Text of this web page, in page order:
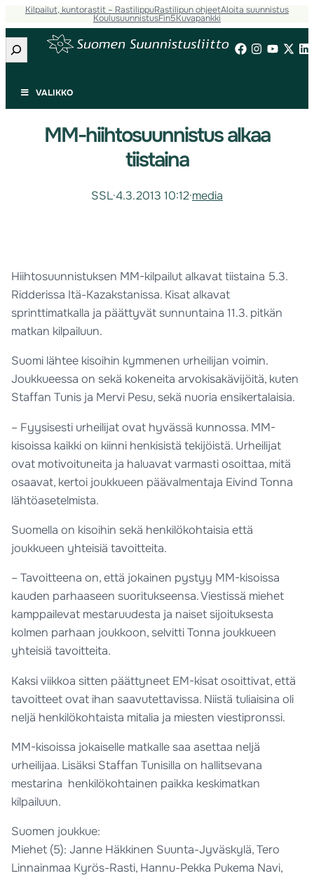
Kilpailut, kuntorastit – RastilippuRastilipun ohjeetAloita suunnistus
KoulusuunnistusFin5Kuvapankki
Etsi
VALIKKO
MM-hiihtosuunnistus alkaa
tiistaina
SSL·4.3.2013 10:12·media
Hiihtosuunnistuksen MM-kilpailut alkavat tiistaina 5.3.
Ridderissa Itä-Kazakstanissa. Kisat alkavat
sprinttimatkalla ja päättyvät sunnuntaina 11.3. pitkän
matkan kilpailuun.
Suomi lähtee kisoihin kymmenen urheilijan voimin.
Joukkueessa on sekä kokeneita arvokisakävijöitä, kuten
Staffan Tunis ja Mervi Pesu, sekä nuoria ensikertalaisia.
– Fyysisesti urheilijat ovat hyvässä kunnossa. MM-
kisoissa kaikki on kiinni henkisistä tekijöistä. Urheilijat
ovat motivoituneita ja haluavat varmasti osoittaa, mitä
osaavat, kertoi joukkueen päävalmentaja Eivind Tonna
lähtöasetelmista.
Suomella on kisoihin sekä henkilökohtaisia että
joukkueen yhteisiä tavoitteita.
– Tavoitteena on, että jokainen pystyy MM-kisoissa
kauden parhaaseen suoritukseensa. Viestissä miehet
kamppailevat mestaruudesta ja naiset sijoituksesta
kolmen parhaan joukkoon, selvitti Tonna joukkueen
yhteisiä tavoitteita.
Kaksi viikkoa sitten päättyneet EM-kisat osoittivat, että
tavoitteet ovat ihan saavutettavissa. Niistä tuliaisina oli
neljä henkilökohtaista mitalia ja miesten viestipronssi.
MM-kisoissa jokaiselle matkalle saa asettaa neljä
urheilijaa. Lisäksi Staffan Tunisilla on hallitsevana
mestarina henkilökohtainen paikka keskimatkan
kilpailuun.
Suomen joukkue:
Miehet (5): Janne Häkkinen Suunta-Jyväskylä, Tero
Linnainmaa Kyrös-Rasti, Hannu-Pekka Pukema Navi,